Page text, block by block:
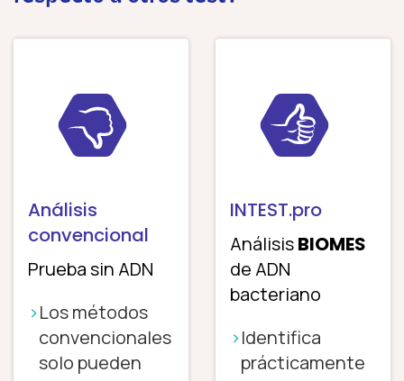
Análisis
convencional
Prueba sin ADN
Los métodos
convencionales
solo pueden
INTEST.pro
AnálisisBIOMES
de ADN
bacteriano
Identifica
prácticamente